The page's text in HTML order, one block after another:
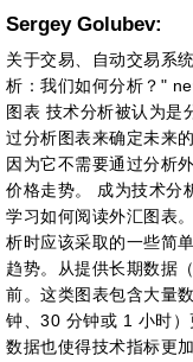
Sergey Golubev:
关于交易、自动交易系
析：我们如何分析？"
图表 技术分析被认为是
过分析图表来确定未来
因为它不需要通过分析
价格走势。 成为技术分
学习如何阅读外汇图表
析时应该采取的一些简
趋势。从提供长期数据
前。这类图表包含大量
钟、30 分钟或 1 小时
数据也使得技术指标更